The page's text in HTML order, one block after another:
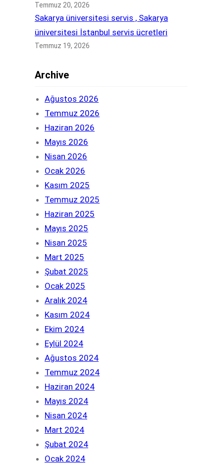
Temmuz 20, 2026
Sakarya üniversitesi servis , Sakarya
üniversitesi İstanbul servis ücretleri
Temmuz 19, 2026
Archive
Ağustos 2026
Temmuz 2026
Haziran 2026
Mayıs 2026
Nisan 2026
Ocak 2026
Kasım 2025
Temmuz 2025
Haziran 2025
Mayıs 2025
Nisan 2025
Mart 2025
Şubat 2025
Ocak 2025
Aralık 2024
Kasım 2024
Ekim 2024
Eylül 2024
Ağustos 2024
Temmuz 2024
Haziran 2024
Mayıs 2024
Nisan 2024
Mart 2024
Şubat 2024
Ocak 2024